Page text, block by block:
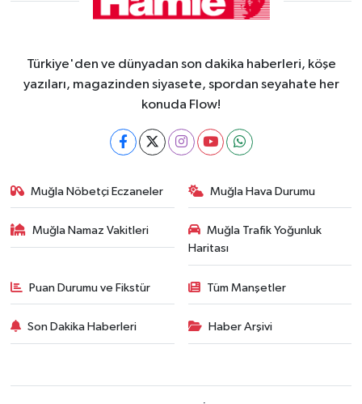
Türkiye'den ve dünyadan son dakika haberleri, köşe
yazıları, magazinden siyasete, spordan seyahate her
konuda Flow!
Muğla Nöbetçi Eczaneler Muğla Hava Durumu
Muğla Namaz Vakitleri
Muğla Trafik Yoğunluk
Haritası
Puan Durumu ve Fikstür Tüm Manşetler
Son Dakika Haberleri Haber Arşivi